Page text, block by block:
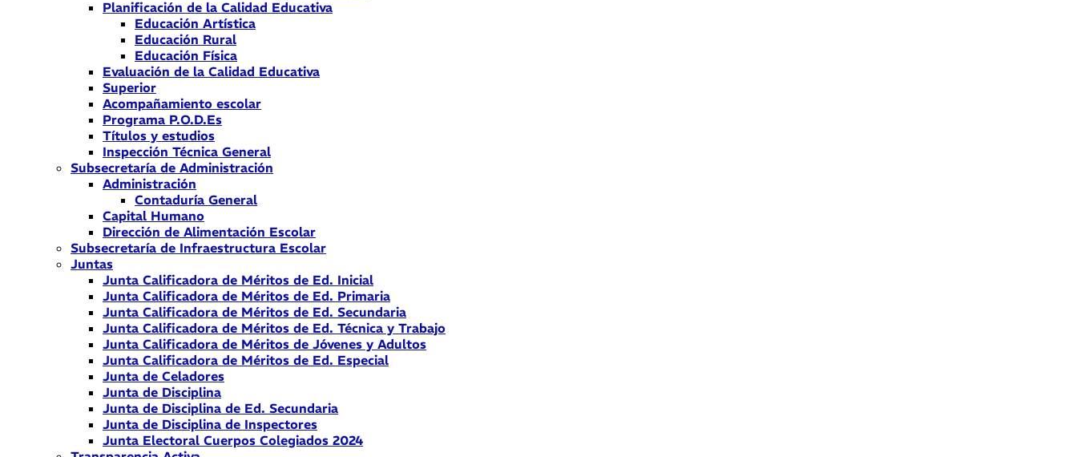
Planificación de la Calidad Educativa
Educación Artística
Educación Rural
Educación Física
Evaluación de la Calidad Educativa
Superior
Acompañamiento escolar
Programa P.O.D.Es
Títulos y estudios
Inspección Técnica General
Subsecretaría de Administración
Administración
Contaduría General
Capital Humano
Dirección de Alimentación Escolar
Subsecretaría de Infraestructura Escolar
Juntas
Junta Calificadora de Méritos de Ed. Inicial
Junta Calificadora de Méritos de Ed. Primaria
Junta Calificadora de Méritos de Ed. Secundaria
Junta Calificadora de Méritos de Ed. Técnica y Trabajo
Junta Calificadora de Méritos de Jóvenes y Adultos
Junta Calificadora de Méritos de Ed. Especial
Junta de Celadores
Junta de Disciplina
Junta de Disciplina de Ed. Secundaria
Junta de Disciplina de Inspectores
Junta Electoral Cuerpos Colegiados 2024